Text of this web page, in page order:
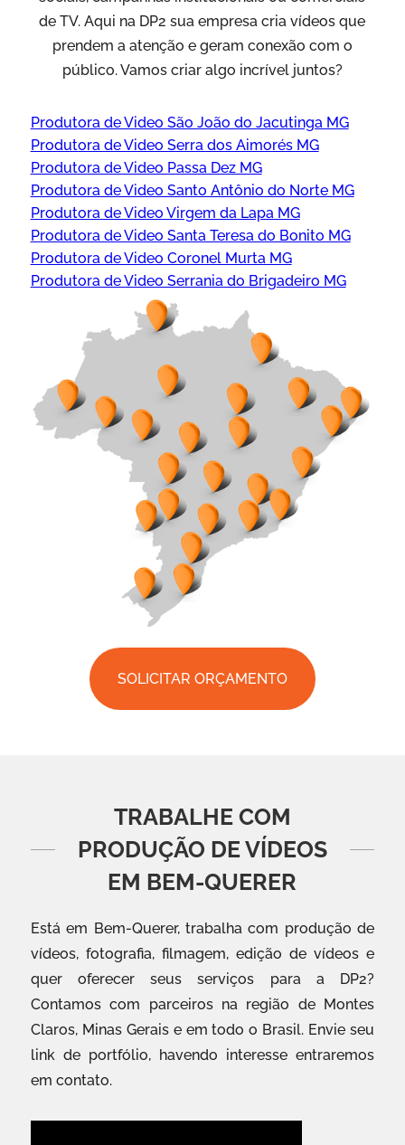
de TV. Aqui na DP2 sua empresa cria vídeos que
prendem a atenção e geram conexão com o
público. Vamos criar algo incrível juntos?
Produtora de Video São João do Jacutinga MG
Produtora de Video Serra dos Aimorés MG
Produtora de Video Passa Dez MG
Produtora de Video Santo Antônio do Norte MG
Produtora de Video Virgem da Lapa MG
Produtora de Video Santa Teresa do Bonito MG
Produtora de Video Coronel Murta MG
Produtora de Video Serrania do Brigadeiro MG
SOLICITAR ORÇAMENTO
TRABALHE COM
PRODUÇÃO DE VÍDEOS
EM BEM-QUERER
Está em Bem-Querer, trabalha com produção de
vídeos, fotografia, filmagem, edição de vídeos e
quer oferecer seus serviços para a DP2?
Contamos com parceiros na região de Montes
Claros, Minas Gerais e em todo o Brasil. Envie seu
link de portfólio, havendo interesse entraremos
em contato.